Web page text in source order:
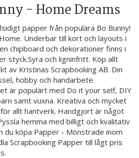
- Home Dreams
papper från populära Bo Bunny!
Underbar till kort och layouts i
chipboard och dekorationer finns i
styck.Syra och ligninfritt. Köp allt
av Kristinas Scrapbooking AB. Din
hobby och handarbete
är populärt med Do it your self, DIY
samt vuxna. Kreativa och mycket
allt hantverk. Handgjort är något
hemma med billigt och kvalitativ
du köpa Papper - Mönstrade inom
Scrapbooking Papper till lågt pris